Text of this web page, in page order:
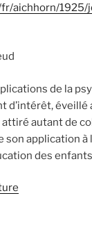
aichhorn/1925/
de la
d’intérêt, éveillé
attiré autant de
son application à
des